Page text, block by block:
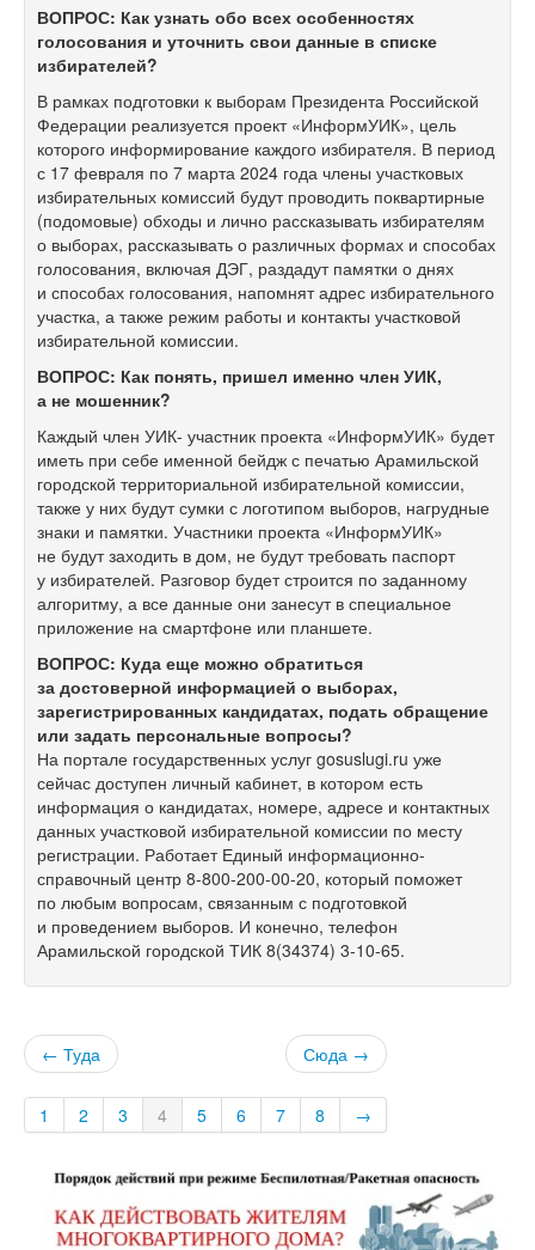
ВОПРОС: Как узнать обо всех особенностях
голосования и уточнить свои данные в списке
избирателей?
В рамках подготовки к выборам Президента Российской
Федерации реализуется проект «ИнформУИК», цель
которого информирование каждого избирателя. В период
с 17 февраля по 7 марта 2024 года члены участковых
избирательных комиссий будут проводить поквартирные
(подомовые) обходы и лично рассказывать избирателям
о выборах, рассказывать о различных формах и способах
голосования, включая ДЭГ, раздадут памятки о днях
и способах голосования, напомнят адрес избирательного
участка, а также режим работы и контакты участковой
избирательной комиссии.
ВОПРОС: Как понять, пришел именно член УИК,
а не мошенник?
Каждый член УИК- участник проекта «ИнформУИК» будет
иметь при себе именной бейдж с печатью Арамильской
городской территориальной избирательной комиссии,
также у них будут сумки с логотипом выборов, нагрудные
знаки и памятки. Участники проекта «ИнформУИК»
не будут заходить в дом, не будут требовать паспорт
у избирателей. Разговор будет строится по заданному
алгоритму, а все данные они занесут в специальное
приложение на смартфоне или планшете.
ВОПРОС: Куда еще можно обратиться
за достоверной информацией о выборах,
зарегистрированных кандидатах, подать обращение
или задать персональные вопросы?
На портале государственных услуг gosuslugi.ru уже
сейчас доступен личный кабинет, в котором есть
информация о кандидатах, номере, адресе и контактных
данных участковой избирательной комиссии по месту
регистрации. Работает Единый информационно-
справочный центр 8-800-200-00-20, который поможет
по любым вопросам, связанным с подготовкой
и проведением выборов. И конечно, телефон
Арамильской городской ТИК 8(34374) 3-10-65.
← Туда Сюда →
1 2 3 4 5 6 7 8 →